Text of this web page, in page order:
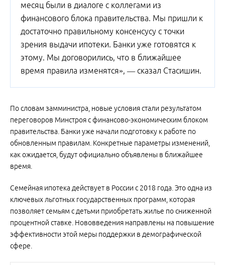
месяц были в диалоге с коллегами из
финансового блока правительства. Мы пришли к
достаточно правильному консенсусу с точки
зрения выдачи ипотеки. Банки уже готовятся к
этому. Мы договорились, что в ближайшее
время правила изменятся», — сказал Стасишин.
По словам замминистра, новые условия стали результатом
переговоров Минстроя с финансово-экономическим блоком
правительства. Банки уже начали подготовку к работе по
обновленным правилам. Конкретные параметры изменений,
как ожидается, будут официально объявлены в ближайшее
время.
Семейная ипотека действует в России с 2018 года. Это одна из
ключевых льготных государственных программ, которая
позволяет семьям с детьми приобретать жилье по сниженной
процентной ставке. Нововведения направлены на повышение
эффективности этой меры поддержки в демографической
сфере.